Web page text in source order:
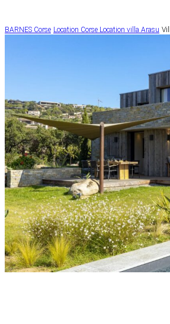
BARNES Corse Location Corse Location villa Arasu